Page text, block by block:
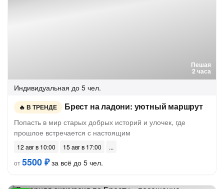
Пешая
2 часа
Индивидуальная до 5 чел.
В ТРЕНДЕ Брест на ладони: уютный маршрут
Попасть в мир старых добрых историй и улочек, где
прошлое встречается с настоящим
12 авг в 10:00
15 авг в 17:00
от5500 ₽за всё до 5 чел.